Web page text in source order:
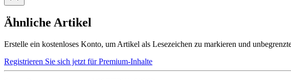
Ähnliche Artikel
Erstelle ein kostenloses Konto, um Artikel als Lesezeichen zu markieren und
Registrieren Sie sich jetzt für Premium-Inhalte